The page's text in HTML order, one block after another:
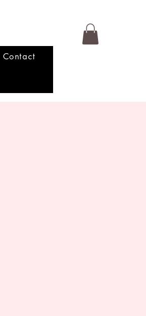
Contact